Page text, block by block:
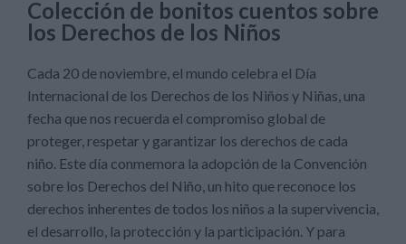
Colección de bonitos cuentos sobre
los Derechos de los Niños
Cada 20 de noviembre, el mundo celebra el Día
Internacional de los Derechos de los Niños y Niñas, una
fecha que nos recuerda el compromiso global de
proteger, respetar y garantizar los derechos de cada
niño. Este día conmemora la adopción de la Convención
sobre los Derechos del Niño, un hito que reconoce los
derechos inherentes de todos los niños a la supervivencia,
el desarrollo, la protección y la participación. Y para